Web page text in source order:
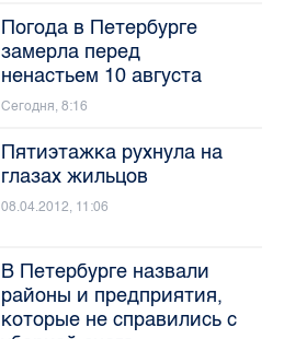
Погода в Петербурге
замерла перед
ненастьем 10 августа
Сегодня, 8:16
Пятиэтажка рухнула на
глазах жильцов
08.04.2012, 11:06
В Петербурге назвали
районы и предприятия,
которые не справились с